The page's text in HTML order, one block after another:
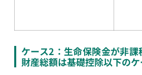
ケース2：生命保険金が非課
財産総額は基礎控除以下のケ